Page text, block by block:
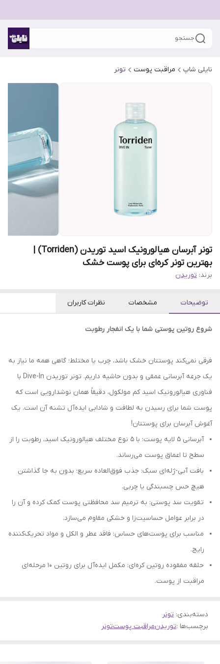
جستجو
نایلی شاپ مراقبت پوست تونر
تونر آبرسان هیالورونیک اسید توریدن (Torriden) |
بهترین تونر کره‌ای برای پوست خشک
برند: توریدن
توضیحات مشخصات نظرات کاربران
شروع روتین پوستی شما با یک انفجار رطوبت
فرقی نمی‌کند پوستتان خشک باشد، چرب یا مختلط؛ گاهی همه ما نیاز به
یک جرعه آبرسانی عمقی و بدون حاشیه داریم. تونر توریدن Dive-In با
فناوری هیالورونیک اسید کم مولکول، دقیقاً همان نوشدارویی است که
پوست شما برای رسیدن به لطافت و شادابی ایده‌آل تشنه آن است. یک
آغوش آبرسان برای پوستتان!
آبرسانی ۵ لایه پوست: با ۵ نوع مختلف هیالورونیک اسید، رطوبت را از
سطح تا اعماق پوست می‌رساند.
بافت آبی-ژله‌ای سبک: جذب فوق‌العاده سریع؛ بدون به جا گذاشتن
هیچ حس چسبندگی یا چربی.
تقویت سد پوستی: به ترمیم سد محافظتی پوست کمک کرده و آن را
در برابر عوامل حساسیت‌زا و خشکی مقاوم می‌سازد.
مناسب برای پوست‌های حساس: فاقد عطر و الکل و مواد تحریک‌کننده
رایج.
حلقه مفقوده روتین کره‌ای: مکمل ایده‌آل برای روتین ۱۰ مرحله‌ای
مراقبت از پوست.
دسته‌بندی: تونر
برچسب‌ها :توریدنمراقبت پوستتونر